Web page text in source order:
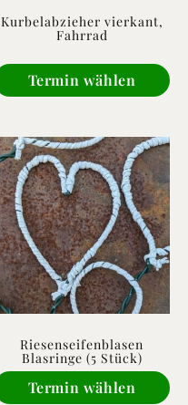
Kurbelabzieher vierkant,
Fahrrad
Termin wählen
Riesenseifenblasen
Blasringe (5 Stück)
Termin wählen